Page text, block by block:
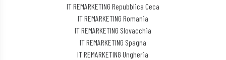
IT REMARKETING Repubblica Ceca
IT REMARKETING Romania
IT REMARKETING Slovacchia
IT REMARKETING Spagna
IT REMARKETING Ungheria